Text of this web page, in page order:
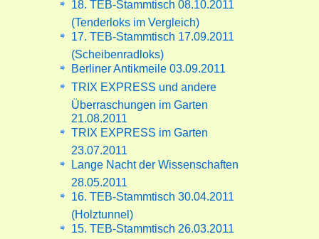
18. TEB-Stammtisch 08.10.2011
(Tenderloks im Vergleich)
17. TEB-Stammtisch 17.09.2011
(Scheibenradloks)
Berliner Antikmeile 03.09.2011
TRIX EXPRESS und andere
Überraschungen im Garten
21.08.2011
TRIX EXPRESS im Garten
23.07.2011
Lange Nacht der Wissenschaften
28.05.2011
16. TEB-Stammtisch 30.04.2011
(Holztunnel)
15. TEB-Stammtisch 26.03.2011